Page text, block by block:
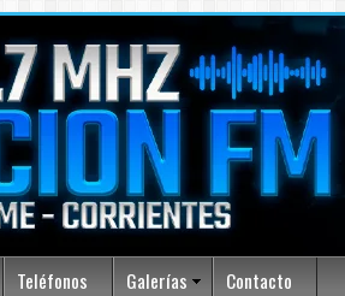
Teléfonos Galerías Contacto